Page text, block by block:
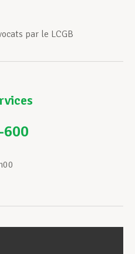
par le LCGB
600